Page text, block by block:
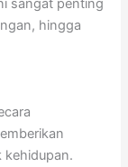
sangat penting
hingga
kehidupan.